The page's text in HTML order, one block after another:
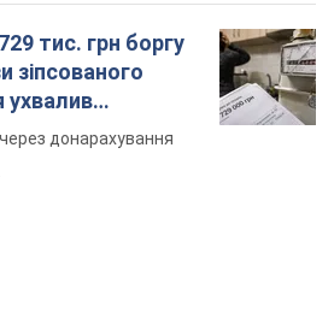
тис. грн боргу
зіпсованого
ухвалив
донарахування